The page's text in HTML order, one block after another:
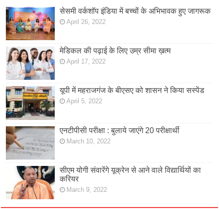
सेसमी वर्कशॉप इंडिया में बच्चों के अभिभावक हुए जागरूक
April 26, 2022
मेडिकल की पढ़ाई के लिए उम्र सीमा ख़त्म
April 17, 2022
यूपी में महराजगंज के बीएसए को शासन ने किया सस्पेंड
April 5, 2022
एनटीपीसी परीक्षा : बुलाये जाएंगे 20 परीक्षार्थी
March 10, 2022
सीएम योगी संवारेंगे यूक्रेन से आने वाले विद्यार्थियों का
करियर
March 9, 2022